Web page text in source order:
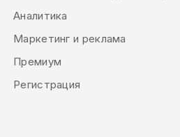
Аналитика
Маркетинг и реклама
Премиум
Регистрация